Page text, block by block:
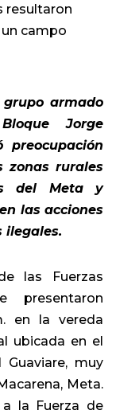
resultaron
campo
armado
Jorge
preocupación
zonas rurales
del Meta y
las acciones
ilegales.
las Fuerzas
presentaron
en la vereda
ubicada en el
muy
Meta.
la Fuerza de